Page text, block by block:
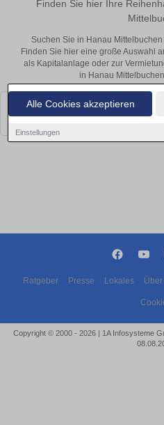
Alle Cookies akzeptieren
Einstellungen
Finden Sie hier Ihre
Suchen Sie in Hanau
Finden Sie hier eine große Auswahl
als Kapitalanlage oder zur
in Hanau
Leider konnten wir derzeit keine
bald wieder vorbei!
Ratgeber Presse Lokales
Copyright © 2000 - 2026 | 1A Infosysteme